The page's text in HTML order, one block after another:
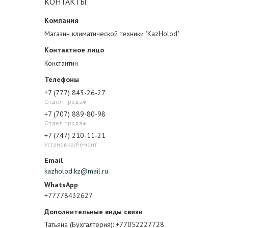
Магазин климатической техники "KazHolod"
Константин
+7 (777) 843-26-27
Отдел продаж
+7 (707) 889-80-98
Отдел продаж
+7 (747) 210-11-21
Установка/Ремонт
kazholod.kz@mail.ru
+77778432627
Татьяна (Бухгалтерия) +77052227728